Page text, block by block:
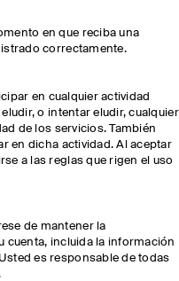
en que reciba una
correctamente.
en cualquier actividad
o intentar eludir, cualquier
de los servicios. También
en dicha actividad. Al aceptar
a las reglas que rigen el uso
de mantener la
cuenta, incluida la información
es responsable de todas